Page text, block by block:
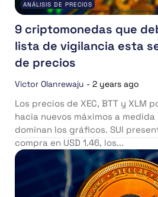
ANÁLISIS DE PRECIOS
9 criptomonedas que
lista de vigilancia esta
de precios
Victor Olanrewaju - 2 years ago
Los precios de XEC, BTT y XLM
hacia nuevos máximos a
dominan los gráficos. SUI
compra en USD 1.46, los...